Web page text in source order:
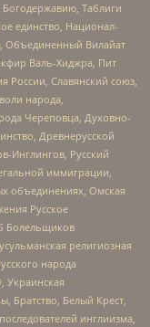
Таблиги
единство, Национал-
Объединенный Вилайат
Валь-Хиджра, Пит
России, Славянский союз,
народа,
Череповца, Духовно-
Древнерусской
Инглингов, Русский
иммиграции,
объединениях, Омская
Русское
Болельщиков
религиозная
народа
Украинская
Братство, Белый Крест,
инглиизма,